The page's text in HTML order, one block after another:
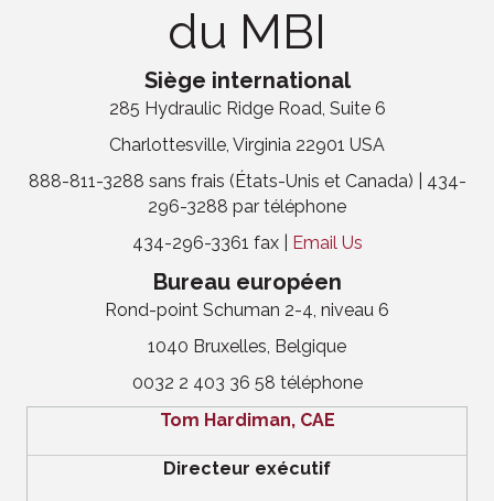
du MBI
Siège international
285 Hydraulic Ridge Road, Suite 6
Charlottesville, Virginia 22901 USA
888-811-3288 sans frais (États-Unis et Canada) | 434-
296-3288 par téléphone
434-296-3361 fax | Email Us
Bureau européen
Rond-point Schuman 2-4, niveau 6
1040 Bruxelles, Belgique
0032 2 403 36 58 téléphone
Tom Hardiman, CAE
Directeur exécutif